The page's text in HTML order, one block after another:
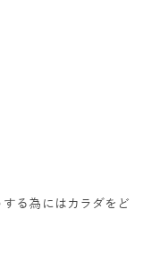
る為にはカラダをど